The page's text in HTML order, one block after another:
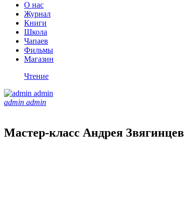
О нас
Журнал
Книги
Школа
Чапаев
Фильмы
Магазин
Чтение
admin admin
Мастер-класс Андрея